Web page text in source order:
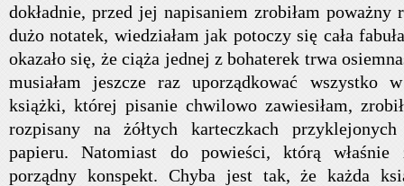
dokładnie, przed jej napisaniem zrobiłam poważny
dużo notatek, wiedziałam jak potoczy się cała
okazało się, że ciąża jednej z bohaterek trwa
musiałam jeszcze raz uporządkować wszystko
książki, której pisanie chwilowo zawiesiłam,
rozpisany na żółtych karteczkach
papieru. Natomiast do powieści, którą właśnie
porządny konspekt. Chyba jest tak, że każda